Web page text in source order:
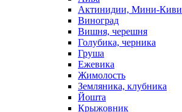
Актинидии, Мини-Киви
Виноград
Вишня, черешня
Голубика, черника
Груша
Ежевика
Жимолость
Земляника, клубника
Йошта
Крыжовник